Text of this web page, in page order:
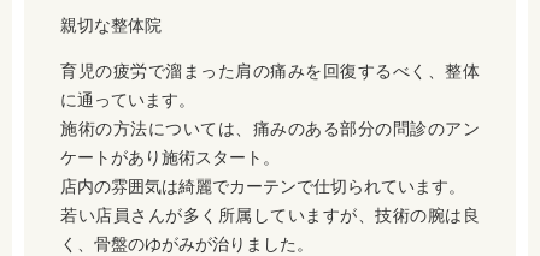
親切な整体院
育児の疲労で溜まった肩の痛みを回復するべく、整体
に通っています。
施術の方法については、痛みのある部分の問診のアン
ケートがあり施術スタート。
店内の雰囲気は綺麗でカーテンで仕切られています。
若い店員さんが多く所属していますが、技術の腕は良
く、骨盤のゆがみが治りました。